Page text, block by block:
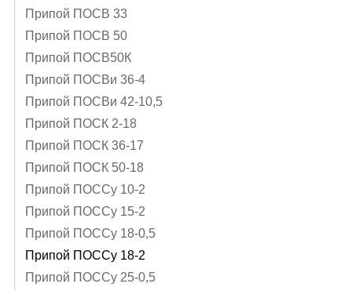
Припой ПОСВ 33
Припой ПОСВ 50
Припой ПОСВ50К
Припой ПОСВи 36-4
Припой ПОСВи 42-10,5
Припой ПОСК 2-18
Припой ПОСК 36-17
Припой ПОСК 50-18
Припой ПОССу 10-2
Припой ПОССу 15-2
Припой ПОССу 18-0,5
Припой ПОССу 18-2
Припой ПОССу 25-0,5